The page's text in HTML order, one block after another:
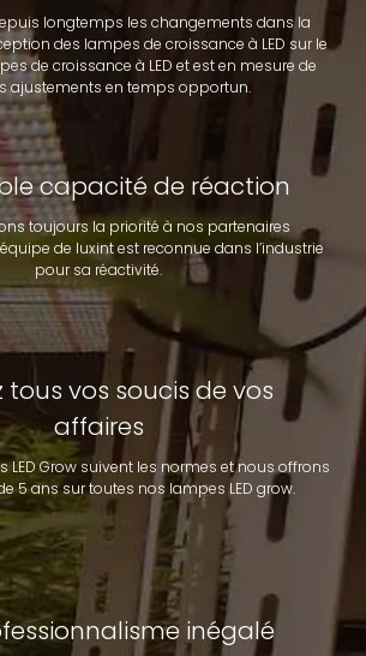
longtemps les changements dans la
des lampes de croissance à LED sur le
de croissance à LED et est en mesure de
ajustements en temps opportun.
capacité de réaction
toujours la priorité à nos partenaires
de luxint est reconnue dans l’industrie
pour sa réactivité.
tous vos soucis de vos
affaires
LED Grow suivent les normes et nous offrons
5 ans sur toutes nos lampes LED grow.
inégalé